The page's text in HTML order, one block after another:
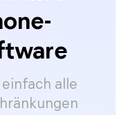
alle